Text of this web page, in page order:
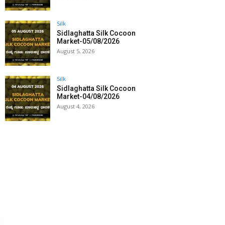
Silk
Sidlaghatta Silk Cocoon
Market-05/08/2026
August 5, 2026
Silk
Sidlaghatta Silk Cocoon
Market-04/08/2026
August 4, 2026